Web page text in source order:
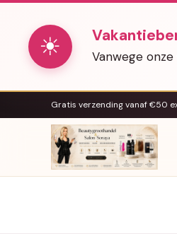
☀ Vanwege
Gratis verzending vanaf €50